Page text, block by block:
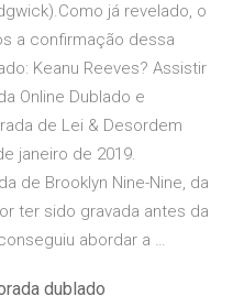
já revelado, o
a confirmação dessa
Keanu Reeves? Assistir
Online Dublado e
de Lei & Desordem
janeiro de 2019.
de Brooklyn Nine-Nine, da
ter sido gravada antes da
abordar a …
dublado